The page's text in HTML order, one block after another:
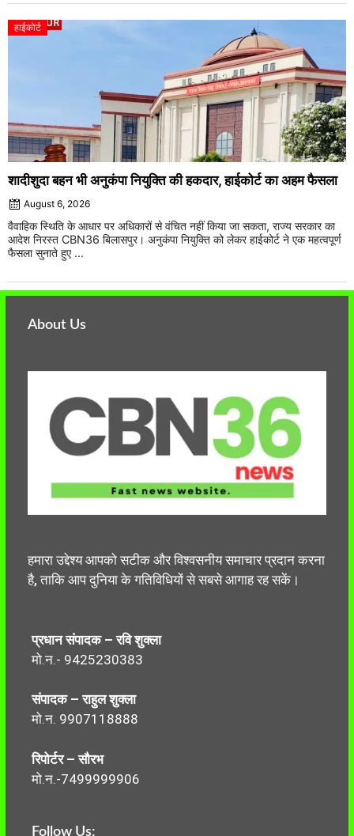
हाईकोर्ट
शादीशुदा बहन भी अनुकंपा नियुक्ति की हकदार, हाईकोर्ट का अहम फैसला
August 6, 2026
वैवाहिक स्थिति के आधार पर अधिकारों से वंचित नहीं किया जा सकता, राज्य सरकार का
आदेश निरस्त CBN36 बिलासपुर। अनुकंपा नियुक्ति को लेकर हाईकोर्ट ने एक महत्वपूर्ण
फैसला सुनाते हुए ...
About Us
हमारा उद्देश्य आपको सटीक और विश्वसनीय समाचार प्रदान करना
है, ताकि आप दुनिया के गतिविधियों से सबसे आगाह रह सकें।
प्रधान संपादक – रवि शुक्ला
मो.न.- 9425230383
संपादक – राहुल शुक्ला
मो.न. 9907118888
रिपोर्टर – सौरभ
मो.न.-7499999906
Follow Us: